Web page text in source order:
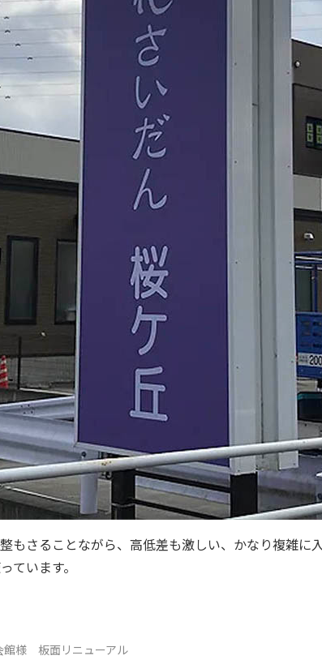
もさることながら、高低差も激しい、かなり複雑に
ています。
館様 板面リニューアル